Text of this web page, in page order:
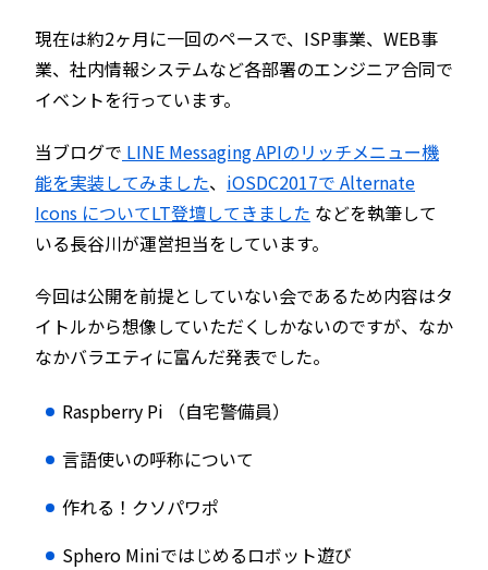
現在は約2ヶ月に一回のペースで、ISP事業、WEB事
業、社内情報システムなど各部署のエンジニア合同で
イベントを行っています。
当ブログで LINE Messaging APIのリッチメニュー機
能を実装してみました、 iOSDC2017で Alternate
Icons についてLT登壇してきました などを執筆して
いる長谷川が運営担当をしています。
今回は公開を前提としていない会であるため内容はタ
イトルから想像していただくしかないのですが、なか
なかバラエティに富んだ発表でした。
Raspberry Pi （自宅警備員）
言語使いの呼称について
作れる！クソパワポ
Sphero Miniではじめるロボット遊び